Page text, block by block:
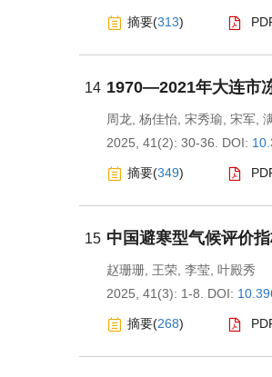
摘要(313)
14 1970—2021年大连市
周龙 杨佳怡 宋秀瑜 宋军
2025, 41(2): 30-36.
DOI:
摘要(349)
15 中国避寒型气候评价
赵珊珊 王荣 李莹 叶殿秀
2025, 41(3): 1-8.
DOI:
摘要(268)